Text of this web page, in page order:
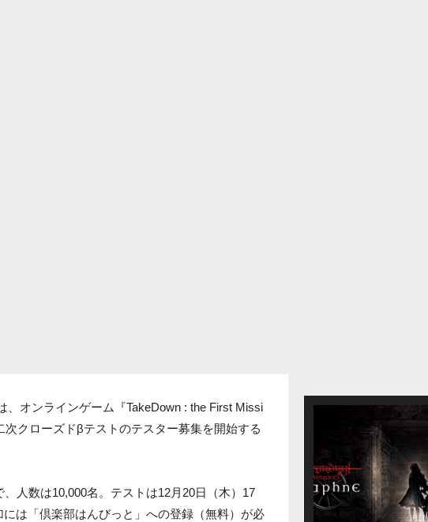
オンラインゲーム『TakeDown : the First Missi
クローズドβテストのテスター募集を開始する
人数は10,000名。テストは12月20日（木）17
は「倶楽部はんびっと」への登録（無料）が必